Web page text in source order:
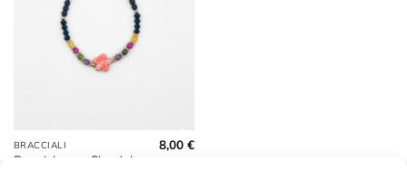
BRACCIALI
Bracciale con Ciondolo
8,00€